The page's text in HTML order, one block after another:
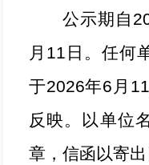
公示期自
月11日。任何
于2026年6月
反映。以单位
章，信函以寄出